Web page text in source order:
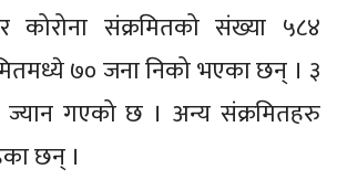
संक्रमितको संख्या ५८४
७० जना निको भएका छन् । ३
ज्यान गएको छ । अन्य संक्रमितहरु
छन् ।